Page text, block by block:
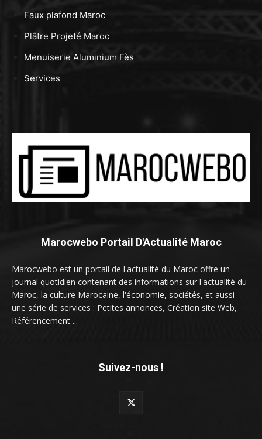
Faux plafond Maroc
Plâtre Projeté Maroc
Menuiserie Aluminium Fès
Services
Marocwebo Portail D'Actualité Maroc
Marocwebo est un portail de l'actualité du Maroc offre un
journal quotidien contenant des informations sur l'actualité du
Maroc, la culture Marocaine, l'économie, sociétés, et aussi
une série de services : Petites annonces, Création site Web,
Référencement ...
Suivez-nous !